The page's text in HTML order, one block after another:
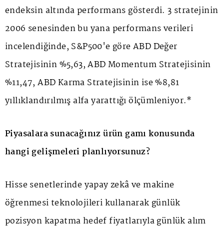
endeksin altında performans gösterdi. 3 stratejinin
2006 senesinden bu yana performans verileri
incelendiğinde, S&P500'e göre ABD Değer
Stratejisinin %5,63, ABD Momentum Stratejisinin
%11,47, ABD Karma Stratejisinin ise %8,81
yıllıklandırılmış alfa yarattığı ölçümleniyor.*
Piyasalara sunacağınız ürün gamı konusunda
hangi gelişmeleri planlıyorsunuz?
Hisse senetlerinde yapay zekâ ve makine
öğrenmesi teknolojileri kullanarak günlük
pozisyon kapatma hedef fiyatlarıyla günlük alım